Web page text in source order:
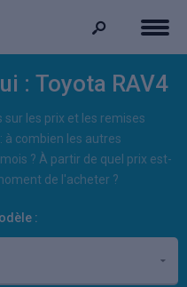
: Toyota RAV4
les prix et les remises
à combien les autres
? À partir de quel prix est-
de l'acheter ?
: